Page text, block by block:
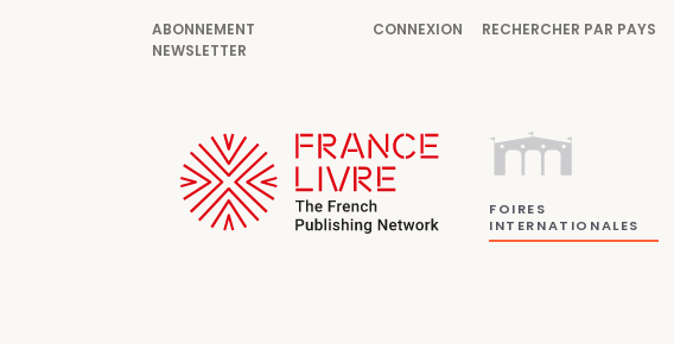
ABONNEMENT
NEWSLETTER
CONNEXION RECHERCHER PAR PAYS
FOIRES
INTERNATIONALES